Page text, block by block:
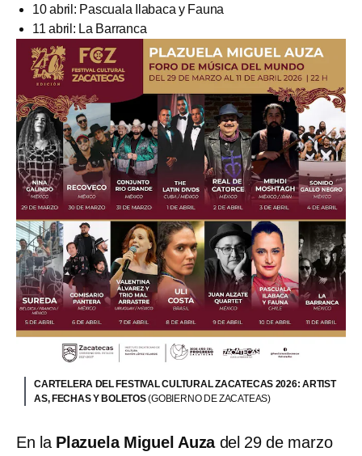
10 abril: Pascuala Ilabaca y Fauna
11 abril: La Barranca
CARTELERA DEL FESTIVAL CULTURAL ZACATECAS 2026: ARTIST
AS, FECHAS Y BOLETOS(GOBIERNO DE ZACATEAS)
En la Plazuela Miguel Auza del 29 de marzo